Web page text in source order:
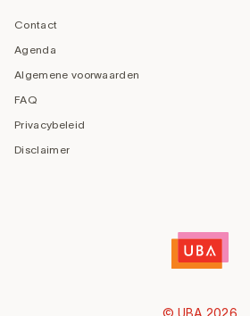
Contact
Agenda
Algemene voorwaarden
FAQ
Privacybeleid
Disclaimer